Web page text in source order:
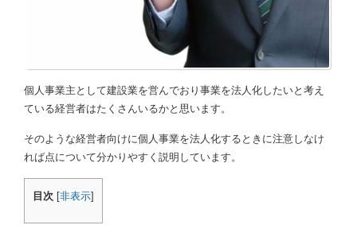
個人事業主として建設業を営んでおり事業を法人化したいと考え
ている経営者はたくさんいるかと思います。
そのような経営者向けに個人事業を法人化するときに注意しなけ
れば点について分かりやすく説明しています。
目次 [非表示]